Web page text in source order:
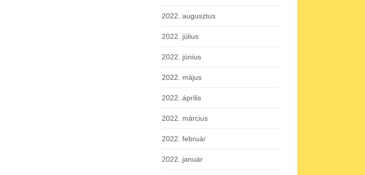
2022. augusztus
2022. július
2022. június
2022. május
2022. április
2022. március
2022. február
2022. január